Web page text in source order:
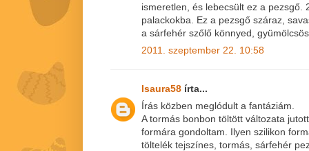
ismeretlen, és lebecsült ez a pezsgő.
palackokba. Ez a pezsgő száraz,
a sárfehér szőlő könnyed,
2011. szeptember 22. 10:58
Isaura58 írta...
Írás közben meglódult a fantáziám.
A tormás bonbon töltött változata
formára gondoltam. Ilyen szilikon
töltelék tejszínes, tormás, sárfehér